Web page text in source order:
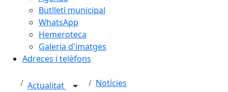
Butlletí municipal
WhatsApp
Hemeroteca
Galeria d'imatges
Adreces i telèfons
Actualitat Notícies